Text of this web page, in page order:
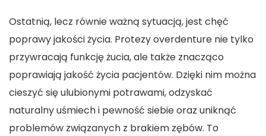
Ostatnią, lecz równie ważną sytuacją, jest chęć
poprawy jakości życia. Protezy overdenture nie tylko
przywracają funkcję żucia, ale także znacząco
poprawiają jakość życia pacjentów. Dzięki nim można
cieszyć się ulubionymi potrawami, odzyskać
naturalny uśmiech i pewność siebie oraz uniknąć
problemów związanych z brakiem zębów. To